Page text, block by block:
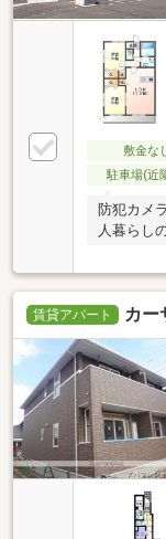
敷金な
駐車場(近
防犯カメ
人暮らし
賃貸アパート カー